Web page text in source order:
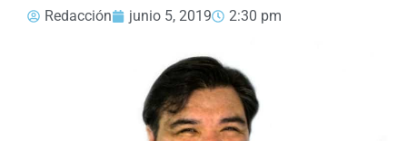
Redacción
junio 5, 2019 2:30 pm